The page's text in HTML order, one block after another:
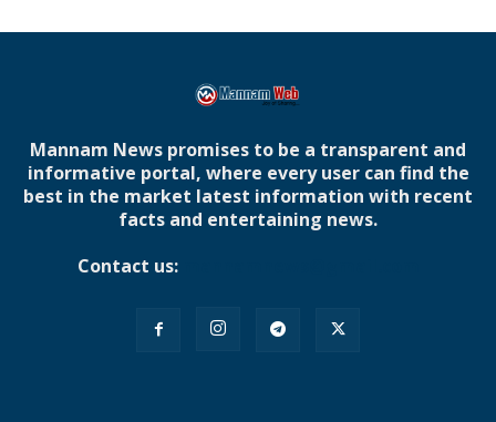
Mannam News promises to be a transparent and
informative portal, where every user can find the
best in the market latest information with recent
facts and entertaining news.
Contact us: